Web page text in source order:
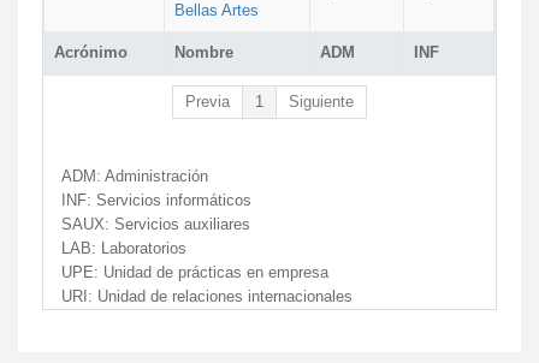
Acrónimo Nombre ADM INF
Bellas Artes
Previa 1 Siguiente
ADM: Administración
INF: Servicios informáticos
SAUX: Servicios auxiliares
LAB: Laboratorios
UPE: Unidad de prácticas en empresa
URI: Unidad de relaciones internacionales